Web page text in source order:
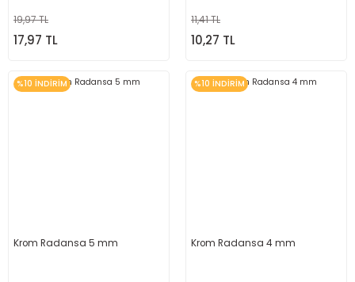
19,97 TL
17,97 TL
11,41 TL
10,27 TL
%10 İNDİRİM
Krom Radansa 5 mm
%10 İNDİRİM
Krom Radansa 4 mm